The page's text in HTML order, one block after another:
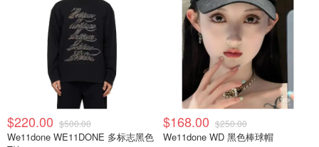
$220.00 $500.00
We11done WE11DONE 多标志黑色
$168.00 $250.00
We11done WD 黑色棒球帽